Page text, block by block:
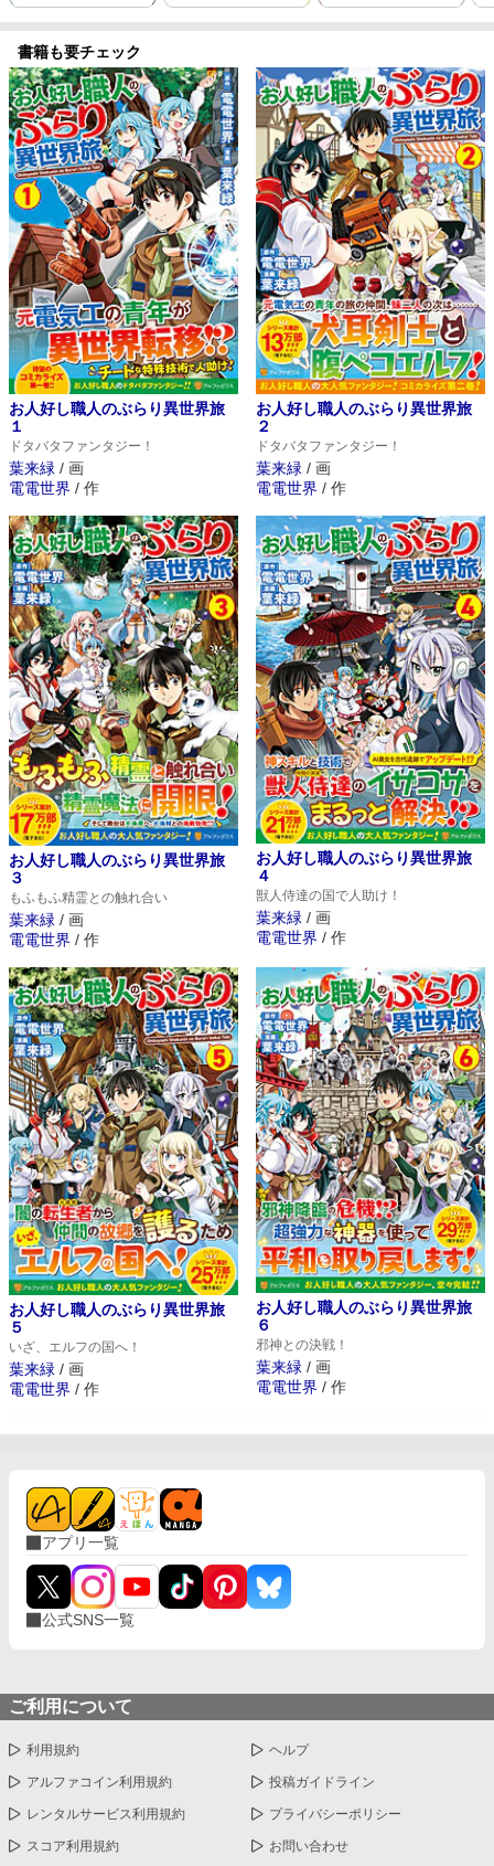
書籍も要チェック
ドタバタファンタジー！
お人好し職人のぶらり異世界旅
１
葉来緑 / 画
電電世界 / 作
ドタバタファンタジー！
お人好し職人のぶらり異世界旅
２
葉来緑 / 画
電電世界 / 作
もふもふ精霊との触れ合い
お人好し職人のぶらり異世界旅
３
葉来緑 / 画
電電世界 / 作
獣人侍達の国で人助け！
お人好し職人のぶらり異世界旅
４
葉来緑 / 画
電電世界 / 作
いざ、エルフの国へ！
お人好し職人のぶらり異世界旅
５
葉来緑 / 画
電電世界 / 作
邪神との決戦！
お人好し職人のぶらり異世界旅
６
葉来緑 / 画
電電世界 / 作
アプリ一覧
公式SNS一覧
ご利用について
利用規約 ヘルプ
アルファコイン利用規約 投稿ガイドライン
レンタルサービス利用規約 プライバシーポリシー
スコア利用規約 お問い合わせ